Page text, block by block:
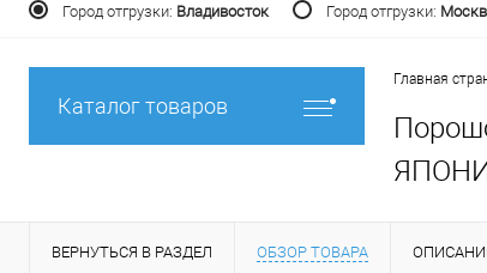
Город отгрузки: Владивосток Город отгрузки:
Каталог товаров
Главная
ВЕРНУТЬСЯ В РАЗДЕЛ ОБЗОР ТОВАРА